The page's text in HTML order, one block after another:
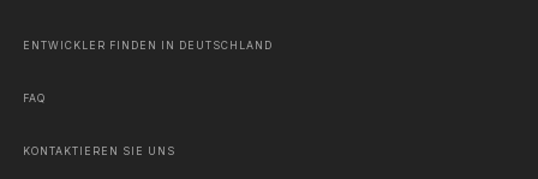
ENTWICKLER FINDEN IN DEUTSCHLAND
FAQ
KONTAKTIEREN SIE UNS